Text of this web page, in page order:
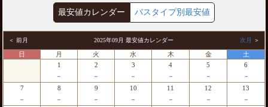
最安値カレンダー バスタイプ別最安値
＜ 前月 2025年09月 最安値カレンダー 次月 ＞
日 月 火 水 木 金
土
1
－
2
－
3
－
4
－
5
－
6
－
7
－
8
－
9
－
10
－
11
－
12
－
13
－